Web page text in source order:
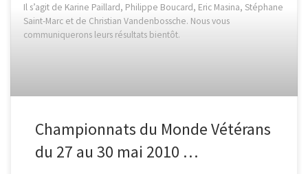
Il s’agit de Karine Paillard, Philippe Boucard, Eric Masina, Stéphane
Saint-Marc et de Christian Vandenbossche. Nous vous
communiquerons leurs résultats bientôt.
Championnats du Monde Vétérans
du 27 au 30 mai 2010 …